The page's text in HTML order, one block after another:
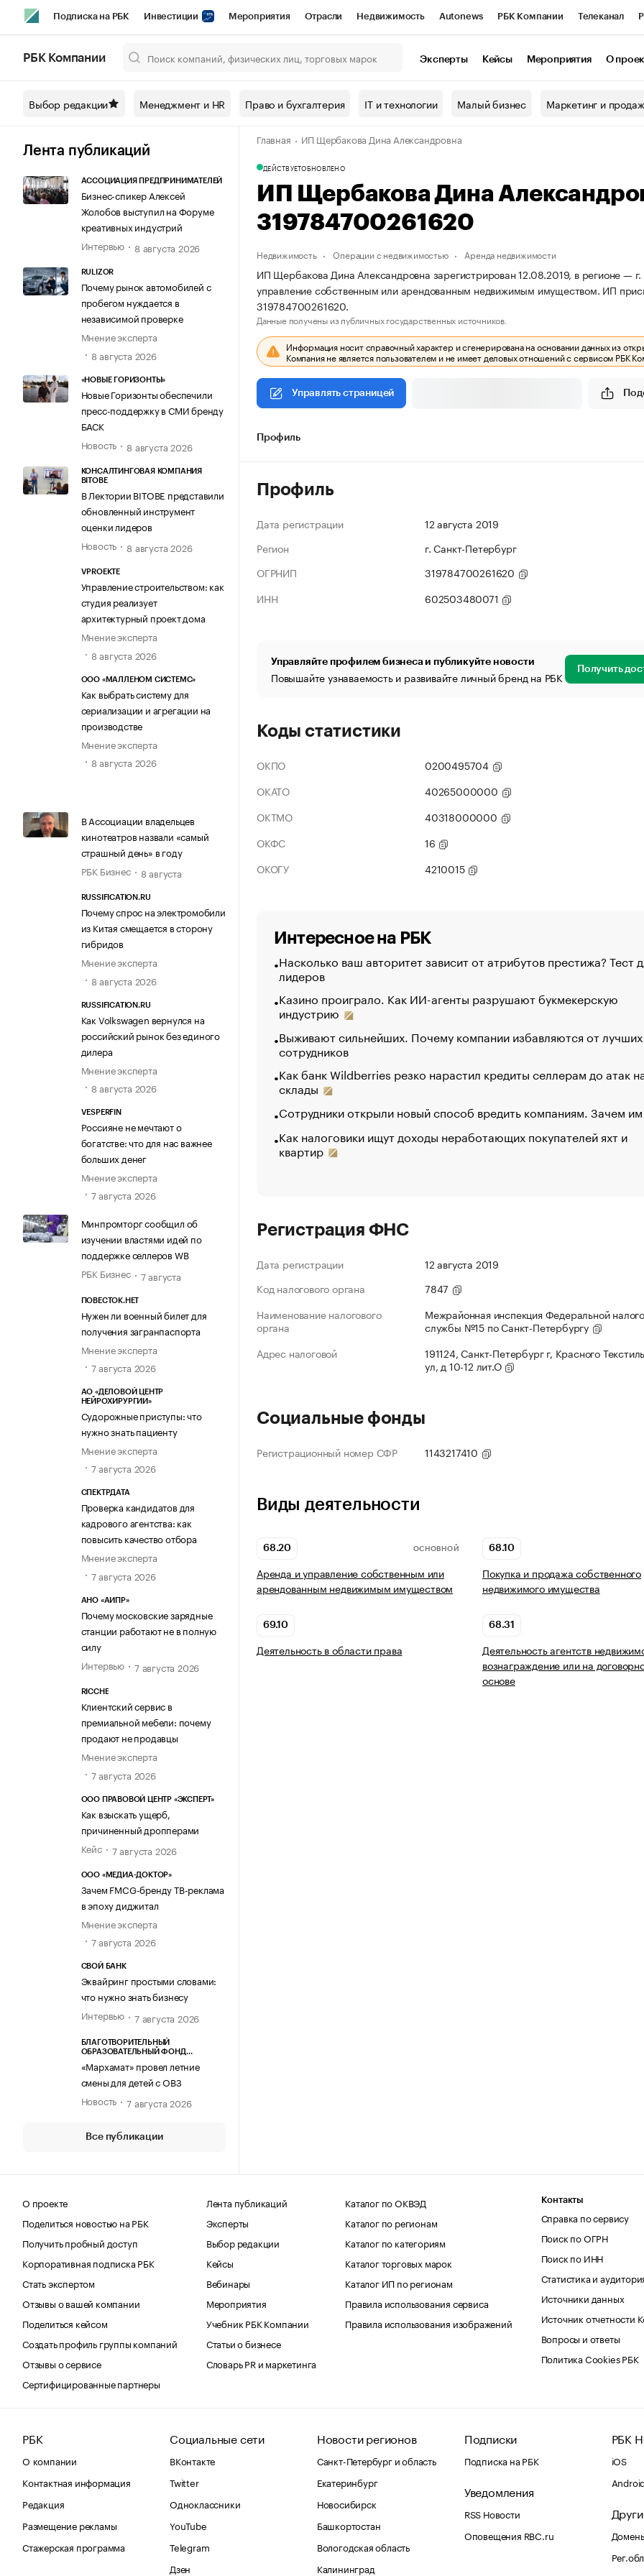
Подписка на РБК Инвестиции Мероприятия Отрасли Недвижимость Autonews РБК Компании Телеканал
Спецпроекты СПб Конференции СПб Спецпроекты Проверка контрагентов
Технологии и медиа Рынок наличной валюты
РБК Компании Эксперты Кейсы Мероприятия О
Выбор редакции Менеджмент и HR Право и бухгалтерия IT и технологии Малый бизнес Маркетинг и
Лента публикаций
АССОЦИАЦИЯ ПРЕДПРИНИМАТЕЛЕЙ
Бизнес-спикер Алексей
Жолобов выступил на Форуме
креативных индустрий
Интервью
8 августа 2026
RULIZOR
Почему рынок автомобилей с
пробегом нуждается в
независимой проверке
Мнение эксперта
8 августа 2026
«НОВЫЕ ГОРИЗОНТЫ»
Новые Горизонты обеспечили
пресс-поддержку в СМИ бренду
БАСК
Новость
8 августа 2026
КОНСАЛТИНГОВАЯ КОМПАНИЯ
BITOBE
В Лектории BITOBE представили
обновленный инструмент
оценки лидеров
Новость
8 августа 2026
VPROEKTE
Управление строительством: как
студия реализует
архитектурный проект дома
Мнение эксперта
8 августа 2026
ООО «МАЛЛЕНОМ СИСТЕМС»
Как выбрать систему для
сериализации и агрегации на
производстве
Мнение эксперта
8 августа 2026
В Ассоциации владельцев
кинотеатров назвали «самый
страшный день» в году
РБК Бизнес
8 августа
RUSSIFICATION.RU
Почему спрос на электромобили
из Китая смещается в сторону
гибридов
Мнение эксперта
8 августа 2026
RUSSIFICATION.RU
Как Volkswagen вернулся на
российский рынок без единого
дилера
Мнение эксперта
8 августа 2026
VESPERFIN
Россияне не мечтают о
богатстве: что для нас важнее
больших денег
Мнение эксперта
7 августа 2026
Минпромторг сообщил об
изучении властями идей по
поддержке селлеров WB
РБК Бизнес
7 августа
ПОВЕСТОК.НЕТ
Нужен ли военный билет для
получения загранпаспорта
Мнение эксперта
7 августа 2026
АО «ДЕЛОВОЙ ЦЕНТР
НЕЙРОХИРУРГИИ»
Судорожные приступы: что
нужно знать пациенту
Мнение эксперта
7 августа 2026
СПЕКТРДАТА
Проверка кандидатов для
кадрового агентства: как
повысить качество отбора
Мнение эксперта
7 августа 2026
АНО «АИПР»
Почему московские зарядные
станции работают не в полную
силу
Интервью
7 августа 2026
RICCHE
Клиентский сервис в
премиальной мебели: почему
продают не продавцы
Мнение эксперта
7 августа 2026
ООО ПРАВОВОЙ ЦЕНТР «ЭКСПЕРТ»
Как взыскать ущерб,
причиненный дропперами
Кейс
7 августа 2026
ООО «МЕДИА-ДОКТОР»
Зачем FMCG-бренду ТВ-реклама
в эпоху диджитал
Мнение эксперта
7 августа 2026
СВОЙ БАНК
Эквайринг простыми словами:
что нужно знать бизнесу
Интервью
7 августа 2026
БЛАГОТВОРИТЕЛЬНЫЙ
ОБРАЗОВАТЕЛЬНЫЙ ФОНД
«Мархамат» провел летние
смены для детей с ОВЗ
Новость
7 августа 2026
Все публикации
Главная ИП Щербакова Дина Александровна
ДЕЙСТВУЕТОБНОВЛЕНО
ИП Щербакова Дина
319784700261620
Недвижимость Операции с недвижимостью Аренда недвижимости
ИП Щербакова Дина Александровна зарегистрирован 12.08.2019, в регионе —
управление собственным или арендованным недвижимым имуществом. ИП
319784700261620.
Данные получены из публичных государственных источников.
Информация носит справочный характер и сгенерирована на основании данных из
Компания не является пользователем и не имеет деловых отношений с сервисом РБК
Управлять страницей
Профиль
Профиль
Дата регистрации
12 августа 2019
Регион
г. Санкт-Петербург
ОГРНИП
319784700261620
ИНН
602503480071
Управляйте профилем бизнеса и публикуйте новости
Повышайте узнаваемость и развивайте личный бренд на РБК Получить
Коды статистики
ОКПО
0200495704
ОКАТО
40265000000
ОКТМО
40318000000
ОКФС
16
ОКОГУ
4210015
Интересное на РБК
Насколько ваш авторитет зависит от атрибутов престижа? Тест
лидеров
Казино проиграло. Как ИИ-агенты разрушают букмекерскую
индустрию
Выживают сильнейших. Почему компании избавляются от лучших
сотрудников
Как банк Wildberries резко нарастил кредиты селлерам до атак
склады
Сотрудники открыли новый способ вредить компаниям. Зачем
Как налоговики ищут доходы неработающих покупателей яхт и
квартир
Регистрация ФНС
Дата регистрации
12 августа 2019
Код налогового органа
7847
Наименование налогового
органа
Межрайонная инспекция Федеральной
службы №15 по Санкт-Петербургу
Адрес налоговой
191124, Санкт-Петербург г, Красного
ул, д 10-12 лит.О
Социальные фонды
Регистрационный номер СФР 1143217410
Виды деятельности
68.20 ОСНОВНОЙ
Аренда и управление собственным или
арендованным недвижимым имуществом
68.10
Покупка и продажа собственного
недвижимого имущества
69.10
Деятельность в области права
68.31
Деятельность агентств
вознаграждение или на
основе
О проекте
Поделиться новостью на РБК
Получить пробный доступ
Корпоративная подписка РБК
Стать экспертом
Отзывы о вашей компании
Поделиться кейсом
Создать профиль группы компаний
Отзывы о сервисе
Сертифицированные партнеры
Лента публикаций
Эксперты
Выбор редакции
Кейсы
Вебинары
Мероприятия
Учебник РБК Компании
Статьи о бизнесе
Словарь PR и маркетинга
Каталог по ОКВЭД
Каталог по регионам
Каталог по категориям
Каталог торговых марок
Каталог ИП по регионам
Правила использования сервиса
Правила использования изображений
Контакты
Справка по сервису
Поиск по ОГРН
Поиск по ИНН
Статистика и
Источники данных
Источник отчетности
Вопросы и ответы
Политика Cookies РБК
РБК
О компании
Контактная информация
Редакция
Размещение рекламы
Стажерская программа
Социальные сети
ВКонтакте
Twitter
Одноклассники
YouTube
Telegram
Дзен
Новости регионов
Санкт-Петербург и область
Екатеринбург
Новосибирск
Башкортостан
Вологодская область
Калининград
Подписки
Подписка на РБК
Уведомления
RSS Новости
Оповещения RBC.ru
РБК
iOS